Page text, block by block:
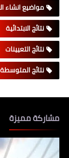
مواضيع انشاء
نتائج الابتدائية
نتائج التعيينات
نتائج المتوسطة
مشاركة مميزة